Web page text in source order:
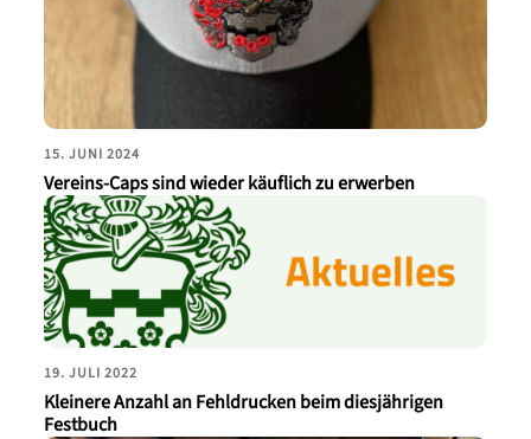
15. JUNI 2024
Vereins-Caps sind wieder käuflich zu erwerben
19. JULI 2022
Kleinere Anzahl an Fehldrucken beim diesjährigen
Festbuch